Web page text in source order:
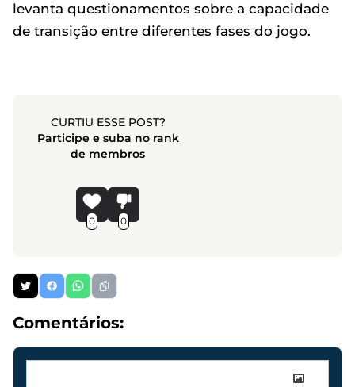
levanta questionamentos sobre a capacidade
de transição entre diferentes fases do jogo.
CURTIU ESSE POST?
Participe e suba no rank
de membros
0 0
Comentários: